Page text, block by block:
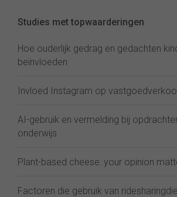
Studies met topwaarderingen
Hoe ouderlijk gedrag en gedachten
beïnvloeden
Invloed Instagram op
AI-gebruik en vermelding bij
onderwijs
Plant-based cheese: your opinion
Factoren die gebruik van